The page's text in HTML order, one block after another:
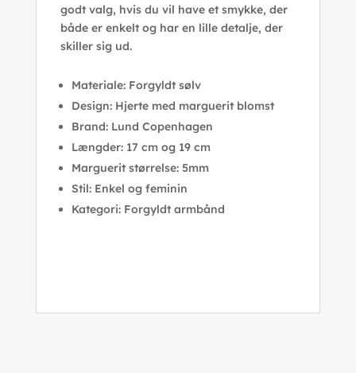
godt valg, hvis du vil have et smykke, der
både er enkelt og har en lille detalje, der
skiller sig ud.
Materiale: Forgyldt sølv
Design: Hjerte med marguerit blomst
Brand: Lund Copenhagen
Længder: 17 cm og 19 cm
Marguerit størrelse: 5mm
Stil: Enkel og feminin
Kategori: Forgyldt armbånd